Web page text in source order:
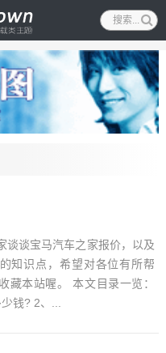
谈谈宝马汽车之家报价，以及
知识点，希望对各位有所帮
藏本站喔。 本文目录一览：
钱? 2、...